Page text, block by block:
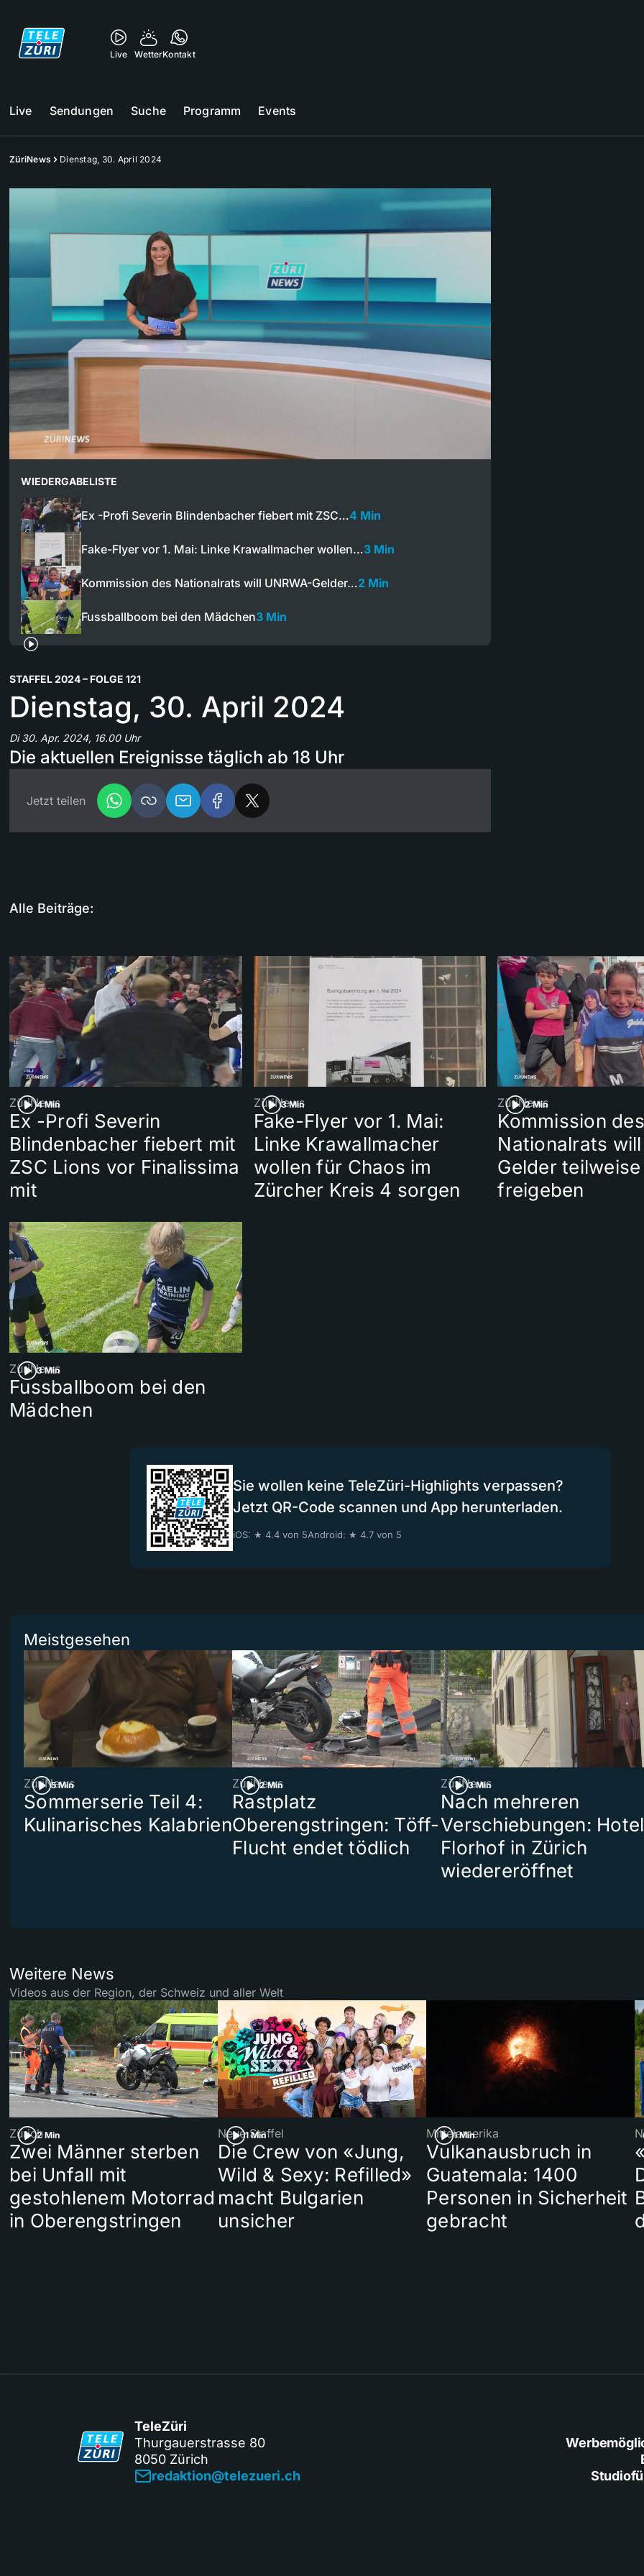
Live WetterKontakt
Live Sendungen Suche Programm Events
ZüriNews Dienstag, 30. April 2024
WIEDERGABELISTE
Ex -Profi Severin Blindenbacher fiebert mit ZSC…4 Min
Fake-Flyer vor 1. Mai: Linke Krawallmacher wollen…3 Min
Kommission des Nationalrats will UNRWA-Gelder…2 Min
Fussballboom bei den Mädchen3 Min
STAFFEL 2024 – FOLGE 121
Dienstag, 30. April 2024
Di 30. Apr. 2024, 16.00 Uhr
Die aktuellen Ereignisse täglich ab 18 Uhr
Jetzt teilen
Alle Beiträge:
4 Min
ZüriNews
Ex -Profi Severin
Blindenbacher fiebert mit
ZSC Lions vor Finalissima
mit
3 Min
ZüriNews
Fake-Flyer vor 1. Mai:
Linke Krawallmacher
wollen für Chaos im
Zürcher Kreis 4 sorgen
2 Min
ZüriNews
Kommission des
Nationalrats
Gelder teilweise
freigeben
3 Min
ZüriNews
Fussballboom bei den
Mädchen
Sie wollen keine TeleZüri-Highlights verpassen?
Jetzt QR-Code scannen und App herunterladen.
iOS: ★ 4.4 von 5Android: ★ 4.7 von 5
Meistgesehen
5 Min
ZüriNews
Sommerserie Teil 4:
Kulinarisches Kalabrien
2 Min
ZüriNews
Rastplatz
Oberengstringen: Töff-
Flucht endet tödlich
3 Min
ZüriNews
Nach mehreren
Verschiebungen: Hotel
Florhof in Zürich
wiedereröffnet
Weitere News
Videos aus der Region, der Schweiz und aller Welt
2 Min
Zürich
Zwei Männer sterben
bei Unfall mit
gestohlenem Motorrad
in Oberengstringen
1 Min
Neue Staffel
Die Crew von «Jung,
Wild & Sexy: Refilled»
macht Bulgarien
unsicher
1 Min
Mittelamerika
Vulkanausbruch in
Guatemala: 1400
Personen in Sicherheit
gebracht
TeleZüri
Thurgauerstrasse 80
8050 Zürich
redaktion@telezueri.ch